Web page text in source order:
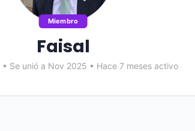
Miembro
Faisal
• Se unió a Nov 2025 • Hace 7 meses activo